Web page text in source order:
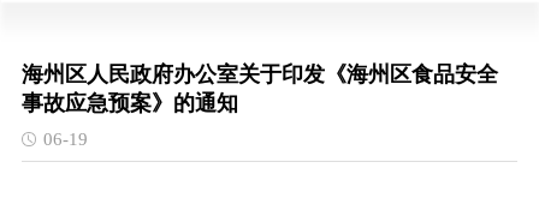
海州区人民政府办公室关于印发《海州区食品安全
事故应急预案》的通知
06-19